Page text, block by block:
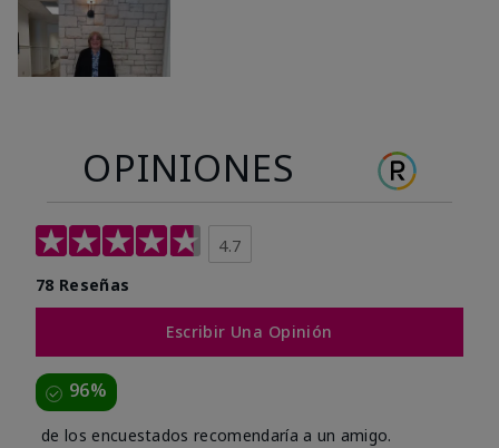
OPINIONES
4.7
78 Reseñas
Escribir Una Opinión
96%
de los encuestados recomendaría a un amigo.